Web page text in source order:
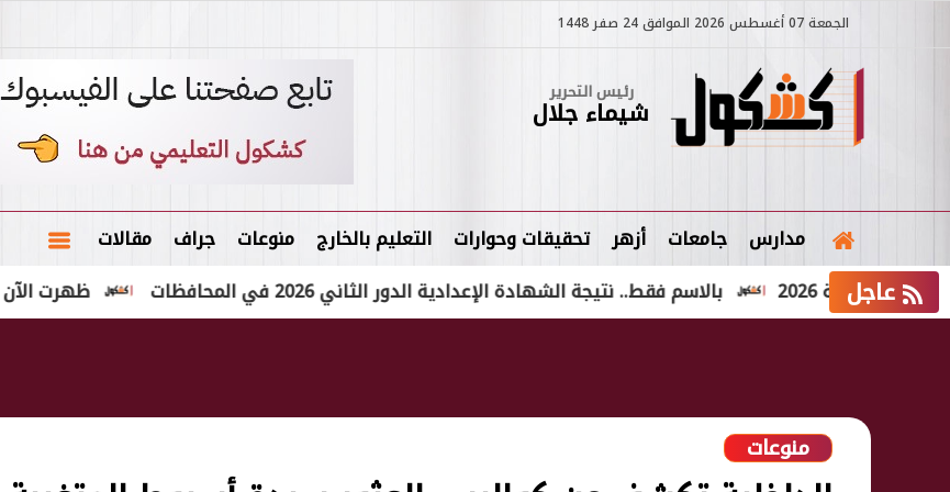
الجمعة 07 أغسطس 2026 الموافق 24 صفر 1448
رئيس التحرير
شيماء جلال
مدارس جامعات أزهر تحقيقات وحوارات التعليم بالخارج منوعات جراف مقالات
عاجل ظهرت الآن نتيجة الشهادة بالاسم فقط.. نتيجة الشهادة الإعدادية الدور الثاني 2026 في المحافظات 2026
منوعات